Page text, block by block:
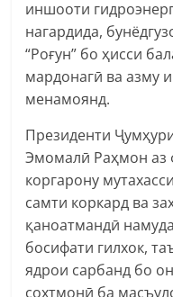
иншооти
нагардида,
“Роғун” бо ҳисси
мардонагӣ ва азму
менамоянд.
Президенти
Эмомалӣ Раҳмон аз
коргарону
самти коркард ва
қаноатмандӣ
босифати гилхок,
ядрои сарбанд бо
сохтмонӣ ба